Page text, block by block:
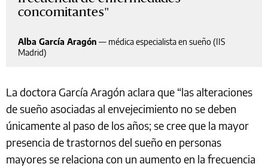
concomitantes
Alba García Aragón — médica especialista en sueño (IIS
Madrid)
La doctora García Aragón aclara que “las alteraciones
de sueño asociadas al envejecimiento no se deben
únicamente al paso de los años; se cree que la mayor
presencia de trastornos del sueño en personas
mayores se relaciona con un aumento en la frecuencia